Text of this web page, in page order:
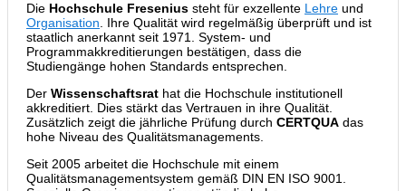
Die Hochschule Fresenius steht für exzellente Lehre und
Organisation. Ihre Qualität wird regelmäßig überprüft und ist
staatlich anerkannt seit 1971. System- und
Programmakkreditierungen bestätigen, dass die
Studiengänge hohen Standards entsprechen.
Der Wissenschaftsrat hat die Hochschule institutionell
akkreditiert. Dies stärkt das Vertrauen in ihre Qualität.
Zusätzlich zeigt die jährliche Prüfung durch CERTQUA das
hohe Niveau des Qualitätsmanagements.
Seit 2005 arbeitet die Hochschule mit einem
Qualitätsmanagementsystem gemäß DIN EN ISO 9001.